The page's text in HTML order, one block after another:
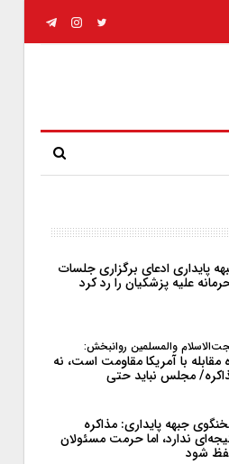
پایداری ادعای برگزاری جلسات
علیه پزشکیان را رد کرد
والمسلمین روانبخش:
مقابله با آمریکا مقاومت است، نه
مجلس نباید حتی
جبهه پایداری: مذاکره
ندارد، اما حرمت مسئولان
شود